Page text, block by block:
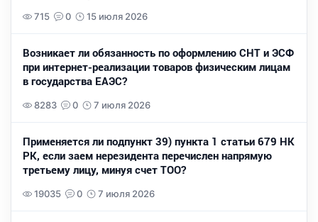
715 0 15 июля 2026
Возникает ли обязанность по оформлению СНТ и ЭСФ
при интернет-реализации товаров физическим лицам
в государства ЕАЭС?
8283 0 7 июля 2026
Применяется ли подпункт 39) пункта 1 статьи 679 НК
РК, если заем нерезидента перечислен напрямую
третьему лицу, минуя счет ТОО?
19035 0 7 июля 2026